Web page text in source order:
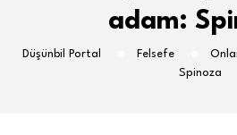
adam:
Düşünbil Portal Felsefe
Spinoza